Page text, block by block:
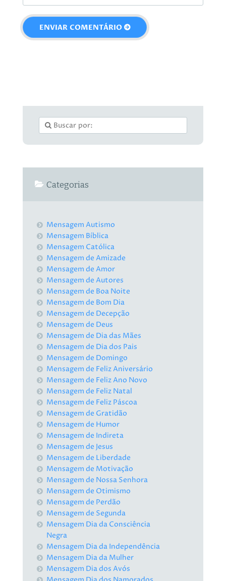
Categorias
Mensagem Autismo
Mensagem Bíblica
Mensagem Católica
Mensagem de Amizade
Mensagem de Amor
Mensagem de Autores
Mensagem de Boa Noite
Mensagem de Bom Dia
Mensagem de Decepção
Mensagem de Deus
Mensagem de Dia das Mães
Mensagem de Dia dos Pais
Mensagem de Domingo
Mensagem de Feliz Aniversário
Mensagem de Feliz Ano Novo
Mensagem de Feliz Natal
Mensagem de Feliz Páscoa
Mensagem de Gratidão
Mensagem de Humor
Mensagem de Indireta
Mensagem de Jesus
Mensagem de Liberdade
Mensagem de Motivação
Mensagem de Nossa Senhora
Mensagem de Otimismo
Mensagem de Perdão
Mensagem de Segunda
Mensagem Dia da Consciência
Negra
Mensagem Dia da Independência
Mensagem Dia da Mulher
Mensagem Dia dos Avós